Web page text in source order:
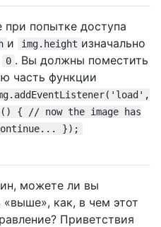
"lah_de_dah");
при попытке доступа
и img.height изначально
0 . Вы должны поместить
часть функции
{ // now the image has
});
можете ли вы
«выше», как, в чем этот
Приветствия